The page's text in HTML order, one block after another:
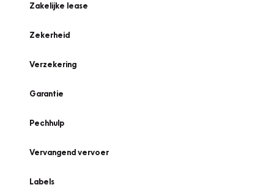
Zakelijke lease
Zekerheid
Verzekering
Garantie
Pechhulp
Vervangend vervoer
Labels